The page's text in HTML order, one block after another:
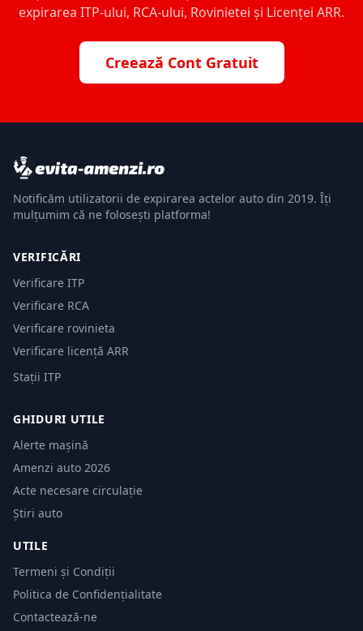
expirarea ITP-ului, RCA-ului, Rovinietei și Licenței ARR.
Creează Cont Gratuit
Notificăm utilizatorii de expirarea actelor auto din 2019. Îți
mulțumim că ne folosești platforma!
VERIFICĂRI
Verificare ITP
Verificare RCA
Verificare rovinieta
Verificare licență ARR
Stații ITP
GHIDURI UTILE
Alerte mașină
Amenzi auto 2026
Acte necesare circulație
Știri auto
UTILE
Termeni și Condiții
Politica de Confidențialitate
Contactează-ne